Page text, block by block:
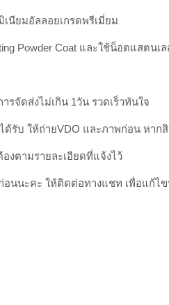
นียมอัลลอยเกรดพรีเมี่ยม
Powder Coat และใช้น็อตแสตนเ
รจัดส่งไม่เกิน 1วัน รวดเร็วทันใจ
ด้รับ ให้ถ่ายVDO และภาพก่อน ห
ตามรายละเอียดที่แจ้งไว้
นนะคะ ให้ติดต่อทางแชท เพื่อแก้ไ